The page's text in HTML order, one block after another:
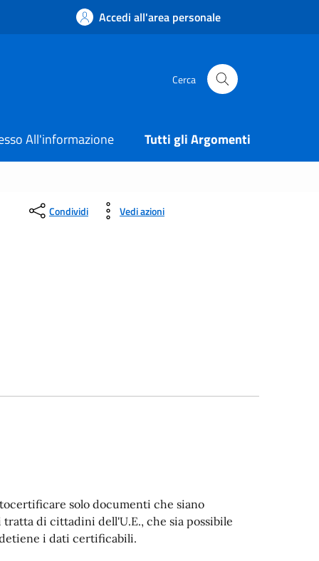
Accedi all'area personale
Cerca
All'informazione Tutti gli Argomenti
Condividi Vedi azioni
solo documenti che siano
di cittadini dell'U.E., che sia possibile
i dati certificabili.